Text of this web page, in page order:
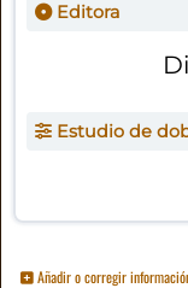
Editora
Estudio de
Añadir o corregir